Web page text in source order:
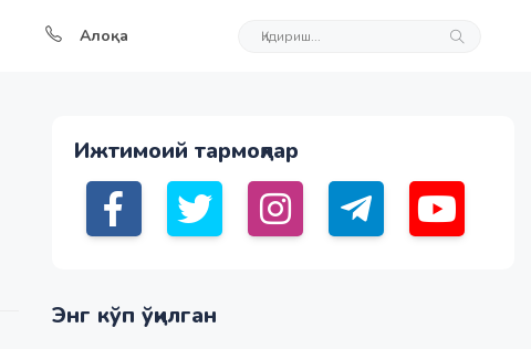
Алоқа
Ижтимоий тармоқлар
Энг кўп ўқилган